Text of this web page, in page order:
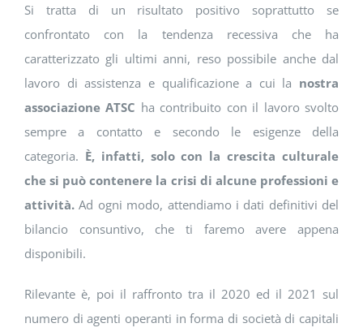
Si tratta di un risultato positivo soprattutto se
confrontato con la tendenza recessiva che ha
caratterizzato gli ultimi anni, reso possibile anche dal
lavoro di assistenza e qualificazione a cui la nostra
associazione ATSC ha contribuito con il lavoro svolto
sempre a contatto e secondo le esigenze della
categoria. È, infatti, solo con la crescita culturale
che si può contenere la crisi di alcune professioni e
attività.Ad ogni modo, attendiamo i dati definitivi del
bilancio consuntivo, che ti faremo avere appena
disponibili.
Rilevante è, poi il raffronto tra il 2020 ed il 2021 sul
numero di agenti operanti in forma di società di capitali